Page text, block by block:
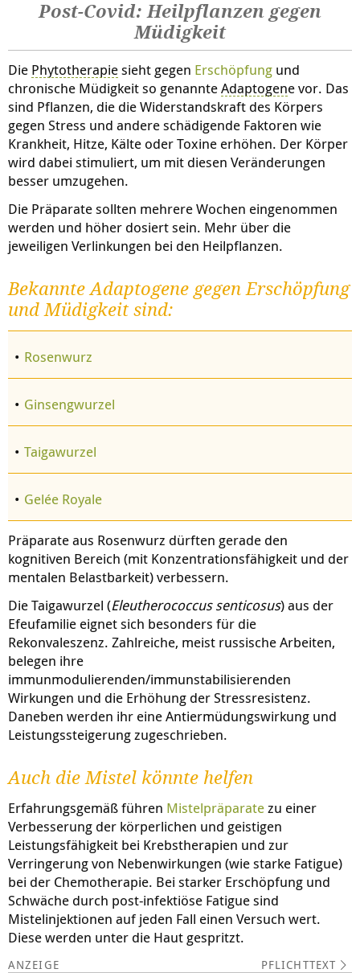
Post-Covid: Heilpflanzen gegen
Müdigkeit
Die Phytotherapiesieht gegen Erschöpfung und
chronische Müdigkeit so genannteAdaptogene vor. Das
sind Pflanzen, die die Widerstandskraft des Körpers
gegen Stress und andere schädigende Faktoren wie
Krankheit, Hitze, Kälte oder Toxine erhöhen. Der Körper
wird dabei stimuliert, um mit diesen Veränderungen
besser umzugehen.
Die Präparate sollten mehrere Wochen eingenommen
werden und höher dosiert sein. Mehr über die
jeweiligen Verlinkungen bei den Heilpflanzen.
Bekannte Adaptogene gegen Erschöpfung
und Müdigkeit sind:
Rosenwurz
Ginsengwurzel
Taigawurzel
Gelée Royale
Präparate aus Rosenwurz dürften gerade den
kognitiven Bereich (mit Konzentrationsfähigkeit und der
mentalen Belastbarkeit) verbessern.
Die Taigawurzel (Eleutherococcus senticosus) aus der
Efeufamilie eignet sich besonders für die
Rekonvaleszenz. Zahlreiche, meist russische Arbeiten,
belegen ihre
immunmodulierenden/immunstabilisierenden
Wirkungen und die Erhöhung der Stressresistenz.
Daneben werden ihr eine Antiermüdungswirkung und
Leistungssteigerung zugeschrieben.
Auch die Mistel könnte helfen
Erfahrungsgemäß führen Mistelpräparatezu einer
Verbesserung der körperlichen und geistigen
Leistungsfähigkeit bei Krebstherapien und zur
Verringerung von Nebenwirkungen (wie starke Fatigue)
bei der Chemotherapie. Bei starker Erschöpfung und
Schwäche durch post-infektiöse Fatigue sind
Mistelinjektionen auf jeden Fall einen Versuch wert.
Diese werden unter die Haut gespritzt.
PFLICHTTEXT